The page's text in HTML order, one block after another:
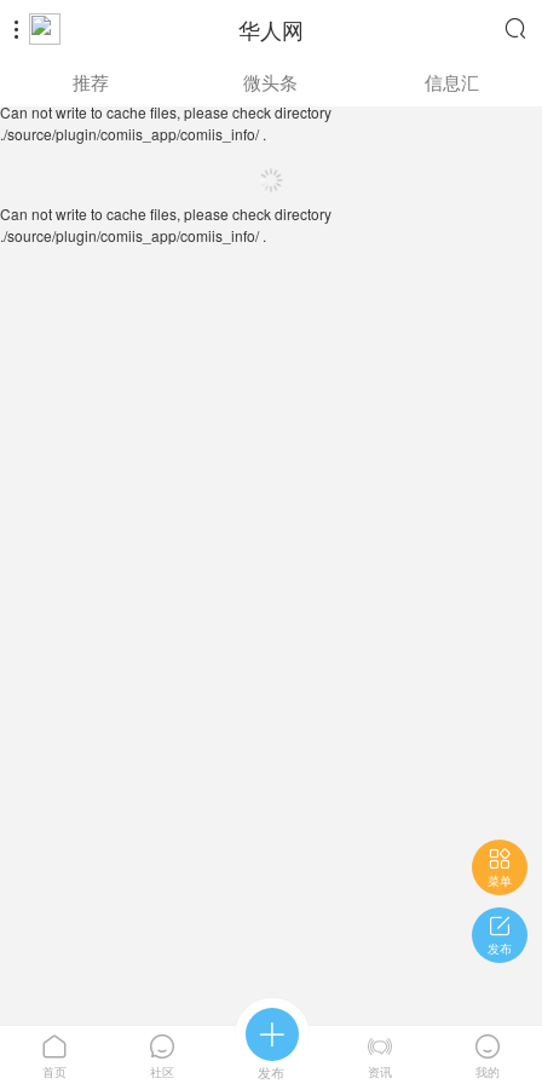
 华人网 
./source/plugin/comiis_app/comiis_info/ .
推荐 微头条 信息汇
Can not write to cache files, please check directory
./source/plugin/comiis_app/comiis_info/ .

菜单

发布

首页

社区

发布

资讯

我的
Can not write to cache files, please check directory
./source/plugin/comiis_app/comiis_info/ .